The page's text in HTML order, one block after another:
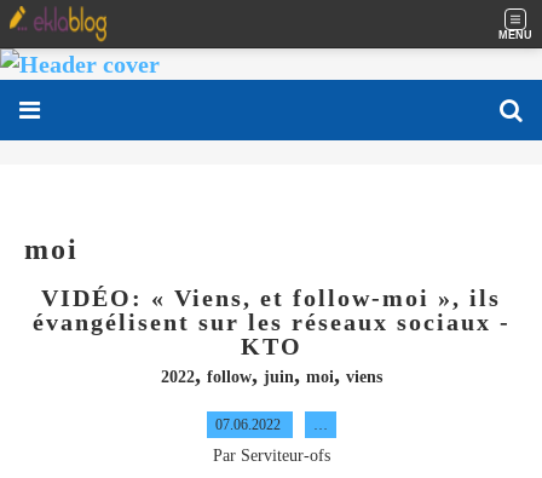
MENU
moi
VIDÉO: « Viens, et follow-moi », ils
évangélisent sur les réseaux sociaux -
KTO
2022, follow, juin, moi, viens
07.06.2022 …
Par Serviteur-ofs